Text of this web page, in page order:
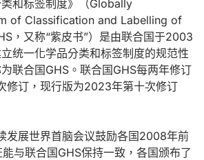
类和标签制度》（Globally
of Classification and Labelling of
，又称“紫皮书”）是由联合国于2003
统一化学品分类和标签制度的规范性
联合国GHS。联合国GHS每两年修订
修订，现行版为2023年第十次修订
发展世界首脑会议鼓励各国2008年前
与联合国GHS保持一致，各国颁布了